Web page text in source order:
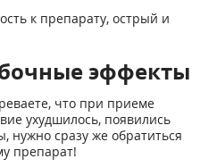
к препарату, острый и
эффекты
что при приеме
ухудшилось, появились
нужно сразу же обратиться
препарат!